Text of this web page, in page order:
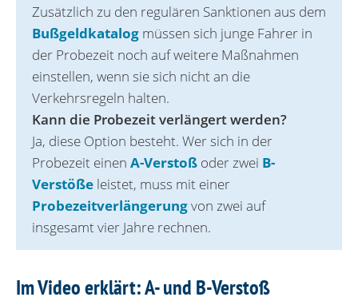
Zusätzlich zu den regulären Sanktionen aus dem
Bußgeldkatalog müssen sich junge Fahrer in
der Probezeit noch auf weitere Maßnahmen
einstellen, wenn sie sich nicht an die
Verkehrsregeln halten.
Kann die Probezeit verlängert werden?
Ja, diese Option besteht. Wer sich in der
Probezeit einen A-Verstoß oder zwei B-
Verstöße leistet, muss mit einer
Probezeitverlängerungvon zwei auf
insgesamt vier Jahre rechnen.
Im Video erklärt: A- und B-Verstoß